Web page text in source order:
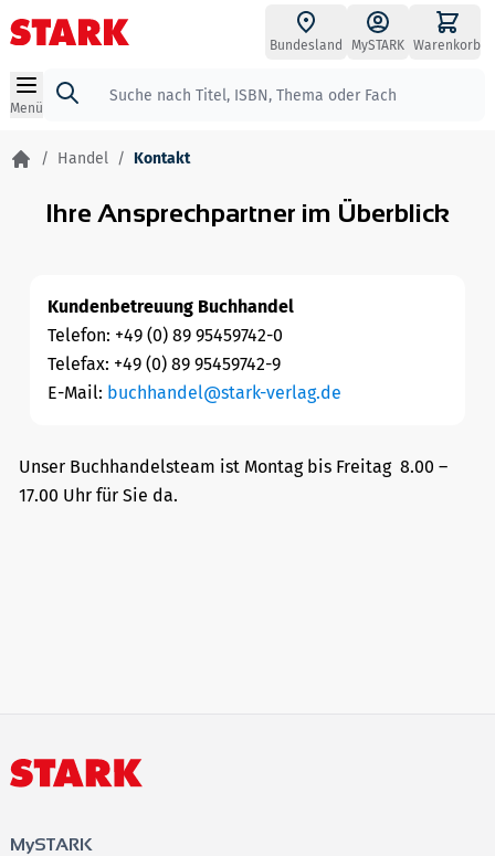
Zum Inhalt springen
Bundesland MySTARK Warenkorb
Menü
Suche
/ Handel / Kontakt
Ihre Ansprechpartner im Überblick
Kundenbetreuung Buchhandel
Telefon: +49 (0) 89 95459742-0
Telefax: +49 (0) 89 95459742-9
E-Mail: buchhandel@stark-verlag.de
Unser Buchhandelsteam ist Montag bis Freitag 8.00 –
17.00 Uhr für Sie da.
MySTARK